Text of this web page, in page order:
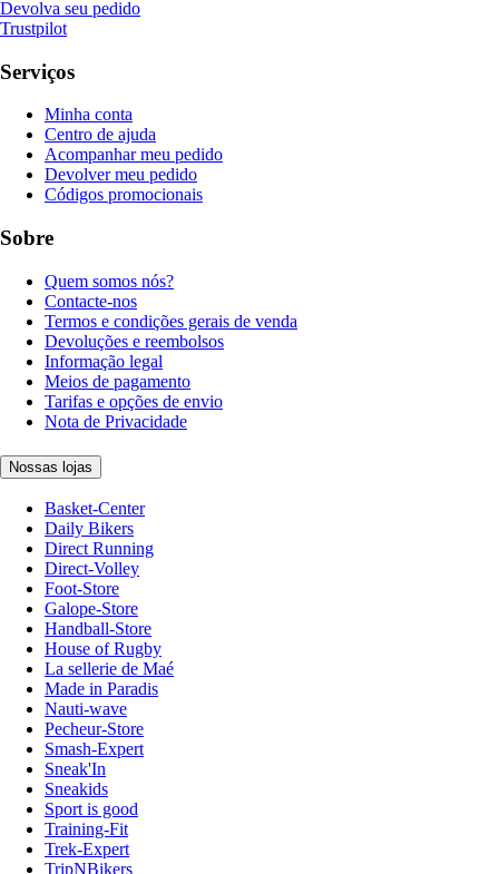
Devolva seu pedido
Trustpilot
Serviços
Minha conta
Centro de ajuda
Acompanhar meu pedido
Devolver meu pedido
Códigos promocionais
Sobre
Quem somos nós?
Contacte-nos
Termos e condições gerais de venda
Devoluções e reembolsos
Informação legal
Meios de pagamento
Tarifas e opções de envio
Nota de Privacidade
Nossas lojas
Basket-Center
Daily Bikers
Direct Running
Direct-Volley
Foot-Store
Galope-Store
Handball-Store
House of Rugby
La sellerie de Maé
Made in Paradis
Nauti-wave
Pecheur-Store
Smash-Expert
Sneak'In
Sneakids
Sport is good
Training-Fit
Trek-Expert
TripNBikers